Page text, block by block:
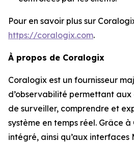
Pour en savoir plus sur
https://coralogix.com.
À propos de Coralogix
Coralogix est un fournisseur
d’observabilité permettant aux
de surveiller, comprendre et
système en temps réel. Grâce
intégré, ainsi qu’aux interfaces